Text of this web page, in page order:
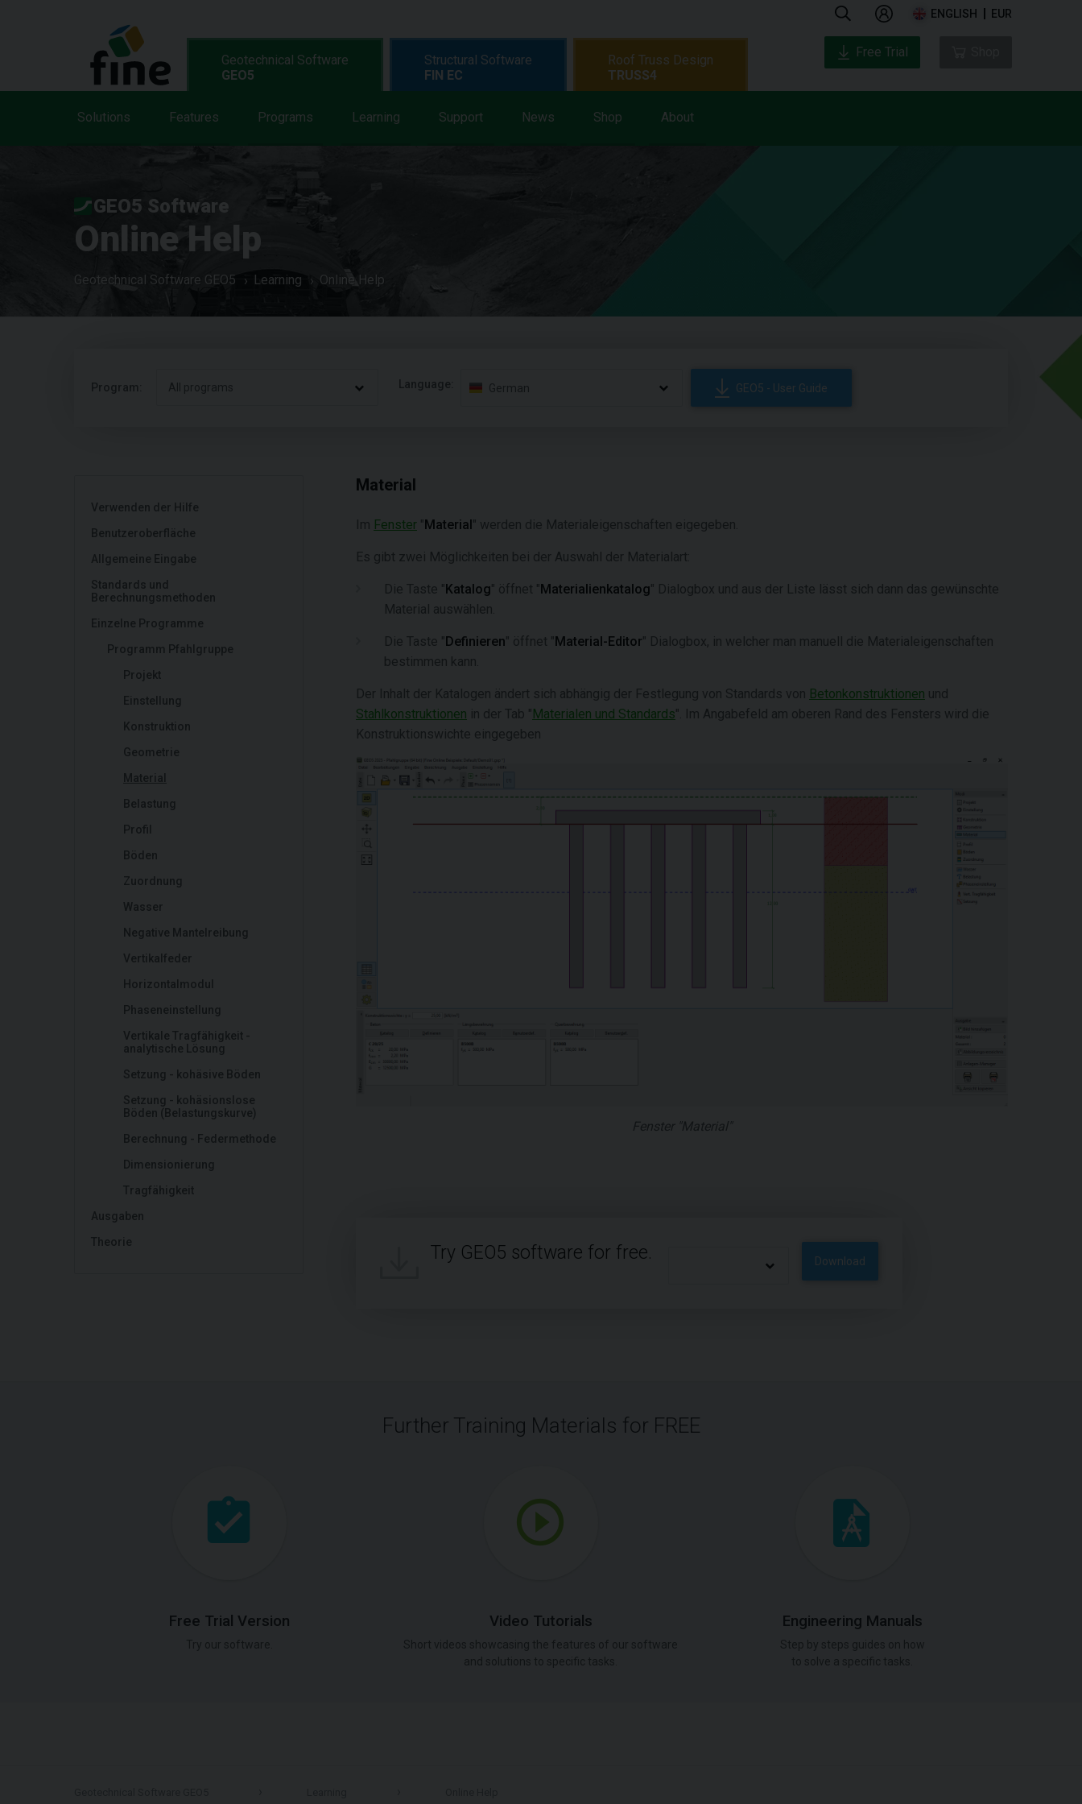
ENGLISH EUR
Geotechnical Software
GEO5
Solutions Features Programs Learning Support News Shop About
Structural Software
FIN EC
Roof Truss Design
TRUSS4
Free Trial
GEO5 Software
Online Help
Geotechnical Software GEO5 Learning Online Help
Program: All programs Language: German GEO5 - User Guide
Verwenden der Hilfe
Benutzeroberfläche
Allgemeine Eingabe
Standards und
Berechnungsmethoden
Einzelne Programme
Programm Pfahlgruppe
Projekt
Einstellung
Konstruktion
Geometrie
Material
Belastung
Profil
Böden
Zuordnung
Wasser
Negative Mantelreibung
Vertikalfeder
Horizontalmodul
Phaseneinstellung
Vertikale Tragfähigkeit -
analytische Lösung
Setzung - kohäsive Böden
Setzung - kohäsionslose
Böden (Belastungskurve)
Berechnung - Federmethode
Dimensionierung
Tragfähigkeit
Ausgaben
Theorie
Material
Im Fenster "Material" werden die Materialeigenschaften eigegeben.
Es gibt zwei Möglichkeiten bei der Auswahl der Materialart:
Die Taste "Katalog" öffnet "Materialienkatalog" Dialogbox und aus der Liste lässt sich dann das gewünschte
Material auswählen.
Die Taste "Definieren" öffnet "Material-Editor" Dialogbox, in welcher man manuell die Materialeigenschaften
bestimmen kann.
Der Inhalt der Katalogen ändert sich abhängig der Festlegung von Standards von Betonkonstruktionen und
Stahlkonstruktionen in der Tab "Materialen und Standards". Im Angabefeld am oberen Rand des Fensters wird die
Konstruktionswichte eingegeben
Fenster "Material"
Try GEO5 software for free. Download
Further Training Materials for FREE
Free Trial Version Video Tutorials Engineering Manuals